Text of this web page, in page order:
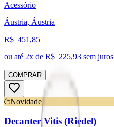
Acessório
Áustria, Áustria
R$ 451,85
ou até 2x de R$ 225,93 sem juros
COMPRAR
Novidade
Decanter Vitis (Riedel)